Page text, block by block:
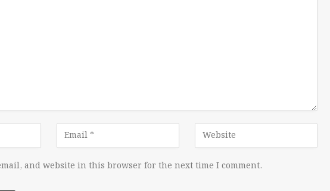
and website in this browser for the next time I comment.